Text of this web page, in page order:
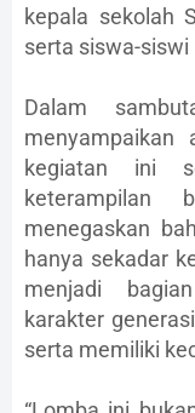
kepala sekolah
serta siswa-
Dalam
menyampaikan
kegiatan ini
keterampilan
menegaskan
hanya sekadar
menjadi
karakter
serta memiliki